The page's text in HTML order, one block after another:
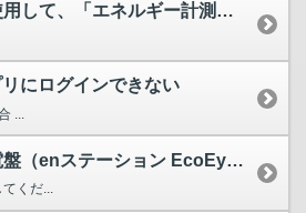
『設置ツール』を使用して、「エネルギー計測装置の設定」を確...
リにログインできない
...
計測機能内蔵型分電盤（enステーション EcoEye ・河...
てくだ...